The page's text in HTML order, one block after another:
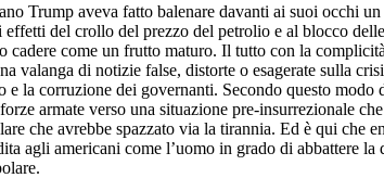
Trump aveva fatto balenare davanti ai suoi occhi
del crollo del prezzo del petrolio e al blocco
cadere come un frutto maturo. Il tutto con la
valanga di notizie false, distorte o esagerate sulla
la corruzione dei governanti. Secondo questo
armate verso una situazione pre-insurrezionale
che avrebbe spazzato via la tirannia. Ed è qui che
agli americani come l’uomo in grado di abbattere